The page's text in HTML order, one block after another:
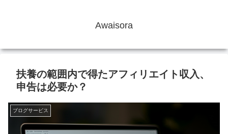
Awaisora
扶養の範囲内で得たアフィリエイト収入、
申告は必要か？
ブログサービス